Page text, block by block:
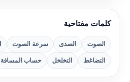
كلمات مفتاحية
الصوت الصدى سرعة الصوت
التضاغط التخلخل حساب المسافة